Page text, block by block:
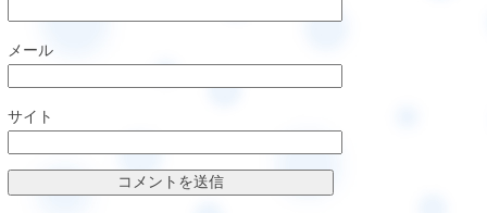
メール
サイト